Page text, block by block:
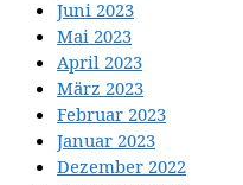
Juni 2023
Mai 2023
April 2023
März 2023
Februar 2023
Januar 2023
Dezember 2022